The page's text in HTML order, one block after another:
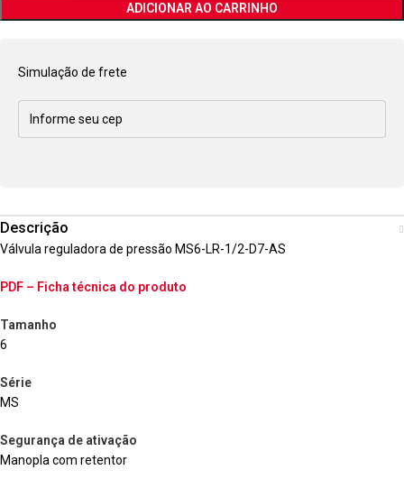
ADICIONAR AO CARRINHO
Simulação de frete
Descrição
Válvula reguladora de pressão MS6-LR-1/2-D7-AS
PDF – Ficha técnica do produto
Tamanho
6
Série
MS
Segurança de ativação
Manopla com retentor